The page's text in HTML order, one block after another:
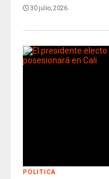
30 julio, 2026
POLITICA